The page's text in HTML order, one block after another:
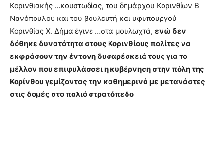
Κορινθιακής …κουστωδίας, του δημάρχου Κορινθίων Β.
Νανόπουλου και του βουλευτή και υφυπουργού
Κορινθίας Χ. Δήμα έγινε …στα μουλωχτά, ενώ δεν
δόθηκε δυνατότητα στους Κορινθίους πολίτες να
εκφράσουν την έντονη δυσαρέσκειά τους για το
μέλλον που επιφυλάσσει η κυβέρνηση στην πόλη της
Κορίνθου γεμίζοντας την καθημερινά με μετανάστες
στις δομές στο παλιό στρατόπεδο